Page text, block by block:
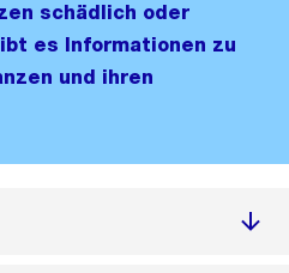
schädlich oder
es Informationen zu
und ihren